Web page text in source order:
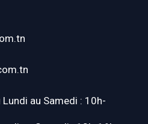
Lundi au Samedi : 10h-